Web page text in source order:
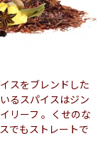
スをブレンドした
るスパイスはジン
リーフ 。くせのな
でもストレートで